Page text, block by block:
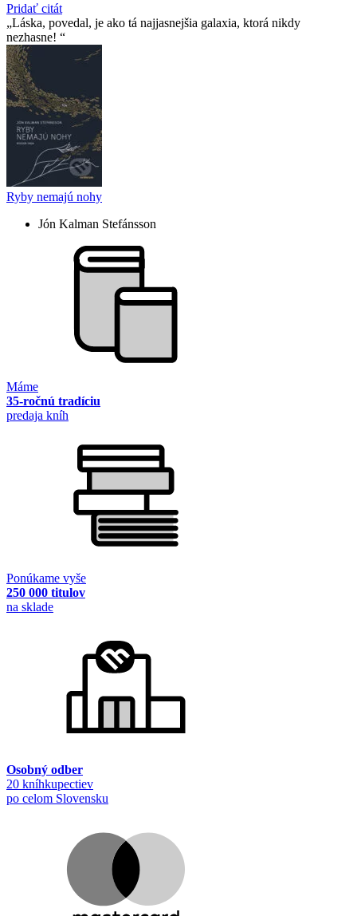
Pridať citát
Láska, povedal, je ako tá najjasnejšia galaxia, ktorá nikdy
nezhasne!
Ryby nemajú nohy
Jón Kalman Stefánsson
Máme
35-ročnú tradíciu
predaja kníh
Ponúkame vyše
250 000 titulov
na sklade
Osobný odber
20 kníhkupectiev
po celom Slovensku